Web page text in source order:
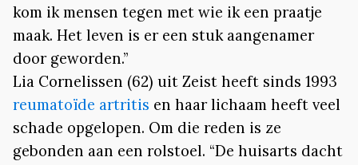
kom ik mensen tegen met wie ik een praatje
maak. Het leven is er een stuk aangenamer
door geworden.”
Lia Cornelissen (62) uit Zeist heeft sinds 1993
reumatoïde artritis en haar lichaam heeft veel
schade opgelopen. Om die reden is ze
gebonden aan een rolstoel. “De huisarts dacht